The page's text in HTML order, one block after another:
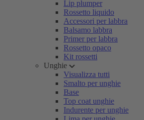
Lip plumper
Rossetto liquido
Accessori per labbra
Balsamo labbra
Primer per labbra
Rossetto opaco
Kit rossetti
Unghie
Visualizza tutti
Smalto per unghie
Base
Top coat unghie
Indurente per unghie